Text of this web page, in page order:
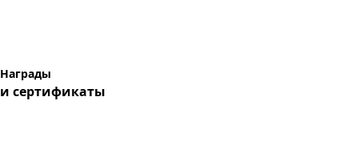
Награды
и сертификаты